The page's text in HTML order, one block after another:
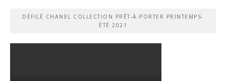
DÉFILÉ CHANEL COLLECTION PRÊT-À-PORTER PRINTEMPS-
ÉTÉ 2021